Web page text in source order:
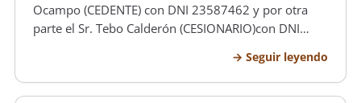
Ocampo (CEDENTE) con DNI 23587462 y por otra
parte el Sr. Tebo Calderón (CESIONARIO)con DNI
traspasa a EL CESIONARIO el negocio de venta de
helados con todas sus instalaciones y servici…
Seguir leyendo